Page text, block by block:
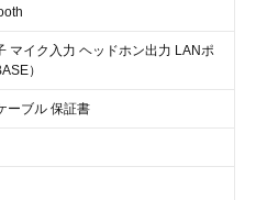
マイク入力 ヘッドホン出力 LANポ
）
ーブル 保証書